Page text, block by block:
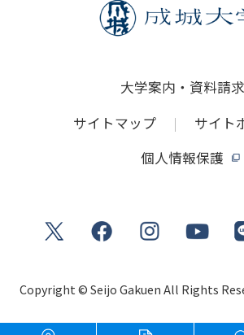
大学案内・資料請求
サイトマップ
サイト
個人情報保護
Copyright © Seijo Gakuen All Rights